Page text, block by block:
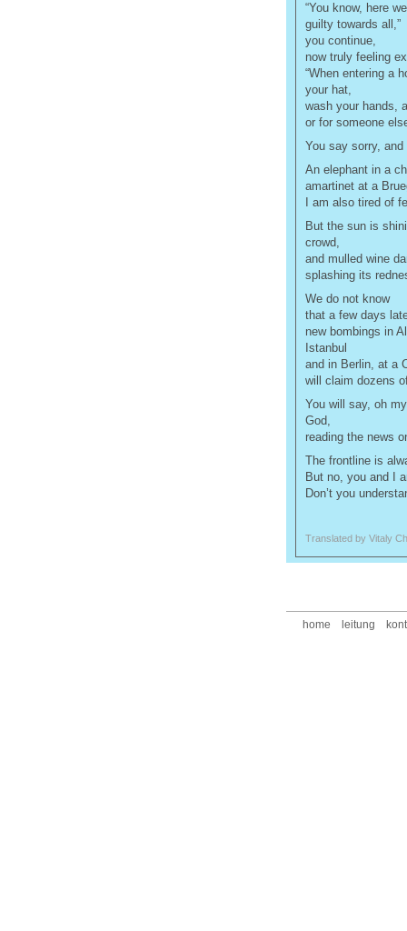
“You know, here
guilty towards all,”
you continue,
now truly feeling
“When entering a
your hat,
wash your hands,
or for someone
You say sorry,
An elephant in a
amartinet at a
I am also tired of
But the sun is
crowd,
and mulled wine
splashing its
We do not know
that a few days
new bombings in
Istanbul
and in Berlin, at a
will claim dozens
You will say, oh
God,
reading the news
The frontline is
But no, you and I
Don’t you
Translated by Vitaly
home leitung